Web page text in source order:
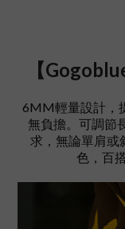
【
6MM輕量設計，
無負擔。可調節
求，無論單肩或
色，百